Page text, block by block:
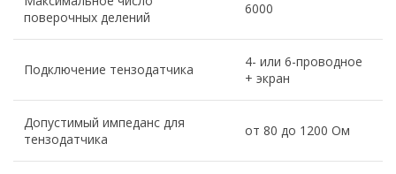
поверочных делений
6000
Подключение тензодатчика
4- или 6-проводное
+ экран
Допустимый импеданс для
тензодатчика
от 80 до 1200 Ом